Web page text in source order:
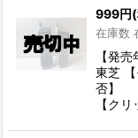
999円
在庫数
【発
東芝
否】
【ク